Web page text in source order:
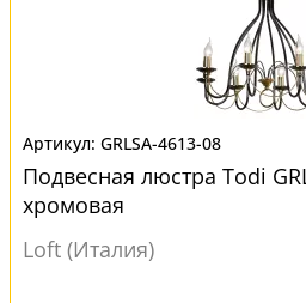
GRLSA-4613-08
Подвесная люстра Todi
хромовая
Loft (Италия)